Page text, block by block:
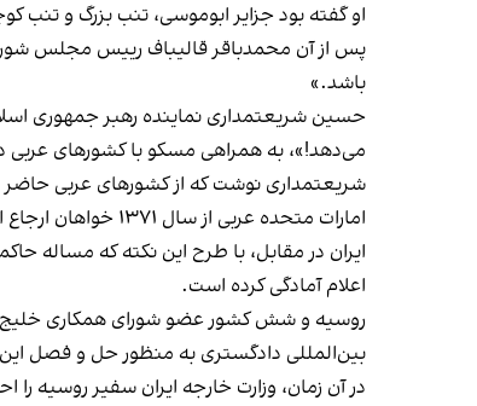
او گفته بود جزایر ابوموسی، تنب بزرگ و تنب
پس از آن محمدباقر قالیباف رییس مجلس
باشد.»
حسین شریعتمداری نماینده رهبر جمهوری
می‌دهد!»، به همراهی مسکو با کشورهای عربی
شریعتمداری نوشت که از کشورهای عربی حاضر
امارات متحده عربی از سال ۱۳۷۱
خواهان
اعلام آمادگی کرده است.
روسیه و شش کشور عضو شورای همکاری خلیج
بین‌المللی دادگستری به منظور حل و فصل
در آن زمان، وزارت خارجه ایران سفیر روسیه را